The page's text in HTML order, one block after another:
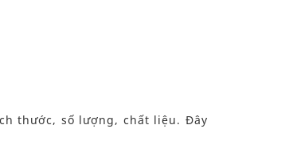
thước, số lượng, chất liệu. Đây